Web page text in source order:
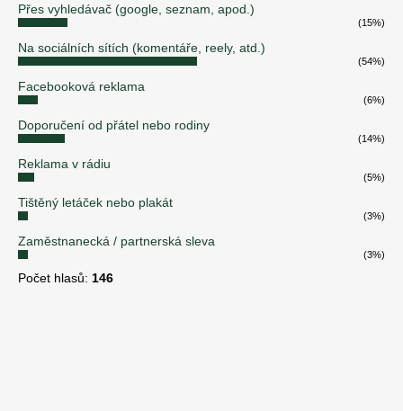
Přes vyhledávač (google, seznam, apod.)
(15%)
Na sociálních sítích (komentáře, reely, atd.)
(54%)
Facebooková reklama
(6%)
Doporučení od přátel nebo rodiny
(14%)
Reklama v rádiu
(5%)
Tištěný letáček nebo plakát
(3%)
Zaměstnanecká / partnerská sleva
(3%)
Počet hlasů: 146